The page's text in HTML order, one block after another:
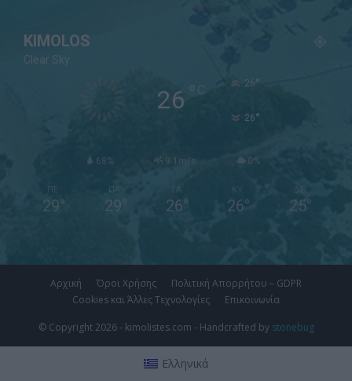
KIMOLOS
Clear Sky
26 ° C 26°
26°
68% 9.1m/s 0%
ΠΕ
29°
ΠΑ
29°
ΣΑ
26°
ΚΥ
26°
ΔΕ
25°
Αρχική Όροι Χρήσης
Πολιτική Απορρήτου – GDPR
Cookies και Άλλες Τεχνολογίες
Επικοινωνία
© Copyright 2026 - kimolistes.com - Handcrafted by stonebug
Ελληνικά